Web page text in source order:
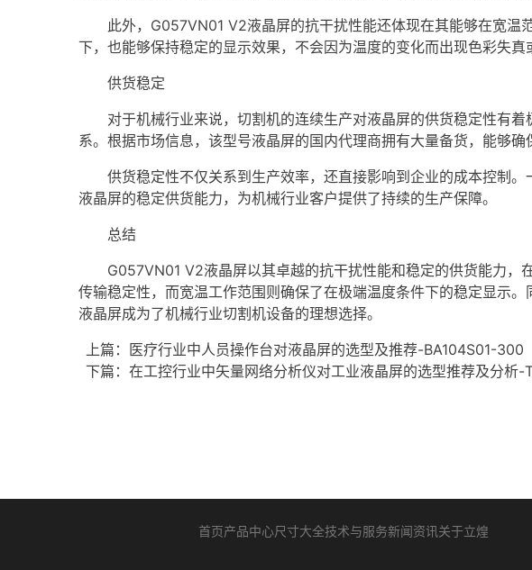
此外，G057VN01 V2液晶屏的抗干扰性能还体现在其能够在宽温
下，也能够保持稳定的显示效果，不会因为温度的变化而出现色彩失真
供货稳定
对于机械行业来说，切割机的连续生产对液晶屏的供货稳定性有着
系。根据市场信息，该型号液晶屏的国内代理商拥有大量备货，能够确
供货稳定性不仅关系到生产效率，还直接影响到企业的成本控制。
液晶屏的稳定供货能力，为机械行业客户提供了持续的生产保障。
总结
G057VN01 V2液晶屏以其卓越的抗干扰性能和稳定的供货能力，
传输稳定性，而宽温工作范围则确保了在极端温度条件下的稳定显示
液晶屏成为了机械行业切割机设备的理想选择。
上篇： 医疗行业中人员操作台对液晶屏的选型及推荐-BA104S01-300
下篇： 在工控行业中矢量网络分析仪对工业液晶屏的选型推荐及分析
首页产品中心尺寸大全技术与服务新闻资讯关于立煌